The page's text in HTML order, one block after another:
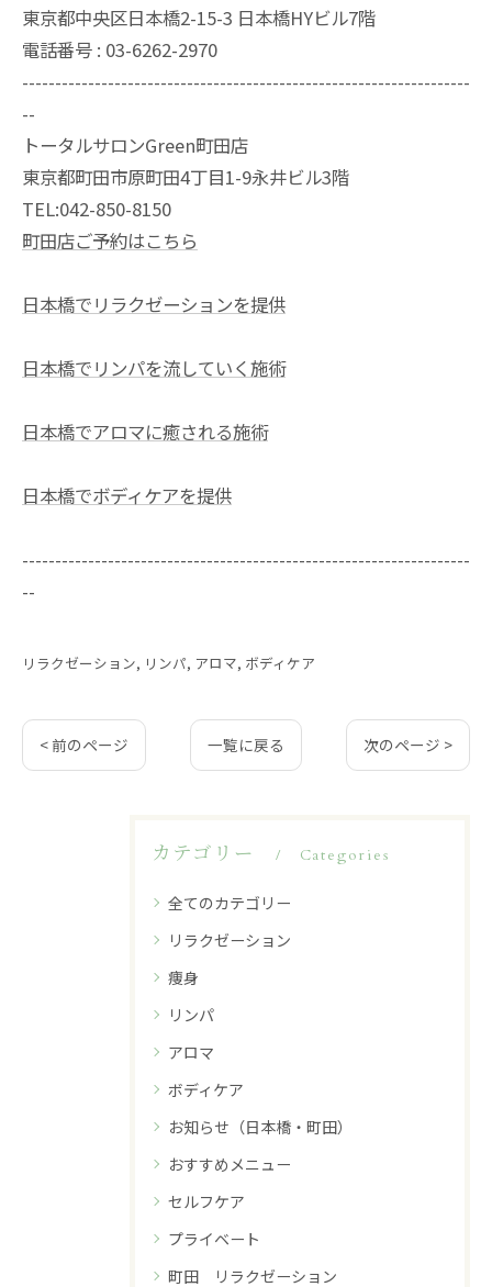
東京都中央区日本橋2-15-3 日本橋HYビル7階
電話番号 : 03-6262-2970
--------------------------------------------------------------------
--
トータルサロンGreen町田店
東京都町田市原町田4丁目1-9永井ビル3階
TEL:042-850-8150
町田店ご予約はこちら
日本橋でリラクゼーションを提供
日本橋でリンパを流していく施術
日本橋でアロマに癒される施術
日本橋でボディケアを提供
--------------------------------------------------------------------
--
リラクゼーション リンパ アロマ ボディケア
< 前のページ 一覧に戻る 次のページ >
カテゴリー Categories
全てのカテゴリー
リラクゼーション
痩身
リンパ
アロマ
ボディケア
お知らせ（日本橋・町田）
おすすめメニュー
セルフケア
プライベート
町田 リラクゼーション